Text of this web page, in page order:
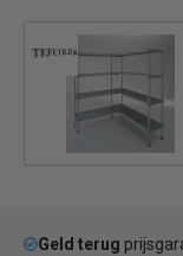
Geld terug